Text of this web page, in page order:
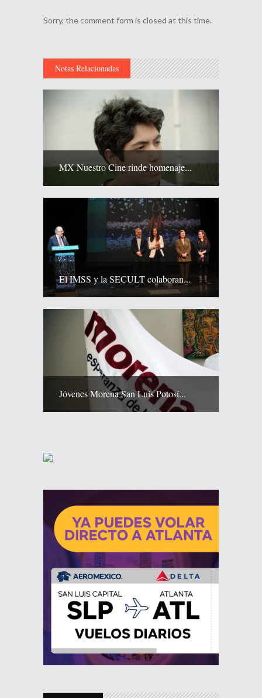
Sorry, the comment form is closed at this time.
Notas Relacionadas
MX Nuestro Cine rinde homenaje...
El IMSS y la SECULT colaboran...
Jóvenes Morena San Luis Potosí...